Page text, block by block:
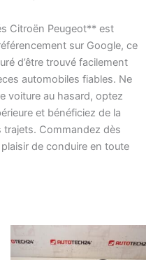
Citroën Peugeot** est
sur Google, ce
d’être trouvé facilement
automobiles fiables. Ne
voiture au hasard, optez
et bénéficiez de la
trajets. Commandez dès
de conduire en toute